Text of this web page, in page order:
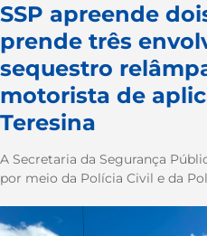
SSP apreende
prende três
sequestro
motorista de
Teresina
A Secretaria da Segurança
por meio da Polícia Civil e da